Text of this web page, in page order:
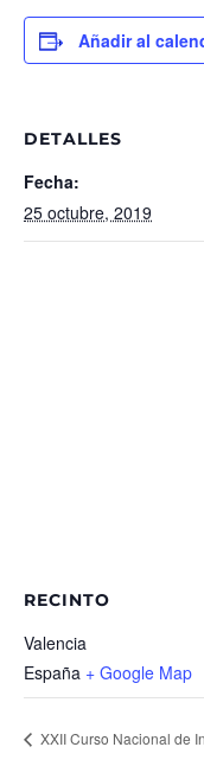
Añadir al
DETALLES
Fecha:
25 octubre, 2019
RECINTO
Valencia
España + Google Map
XXII Curso Nacional de